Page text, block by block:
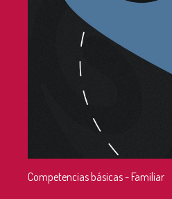
Competencias básicas - Familiar